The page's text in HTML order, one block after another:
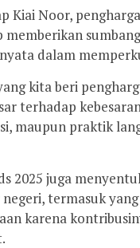
Kiai Noor,
dalam
kita beri
terhadap
maupun praktik
2025 juga
termasuk
karena